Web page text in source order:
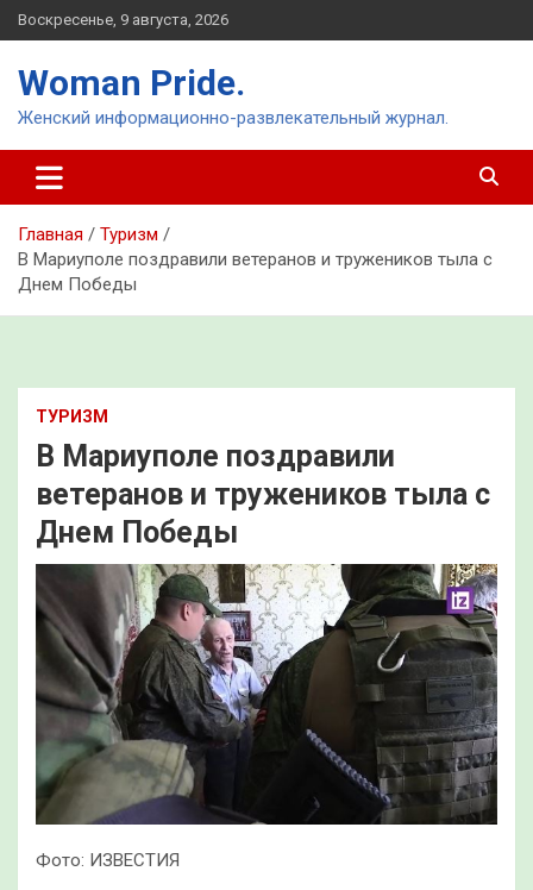
Перейти
к
Воскресенье, 9 августа, 2026
Woman Pride.
Женский информационно-развлекательный журнал.
Главная
Туризм
В Мариуполе поздравили ветеранов и тружеников тыла с
Днем Победы
ТУРИЗМ
В Мариуполе поздравили
ветеранов и тружеников тыла с
Днем Победы
Фото: ИЗВЕСТИЯ